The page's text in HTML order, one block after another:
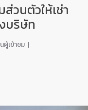
วนตัวให้เช่า
บริษัท
ผู้เข้าชม |